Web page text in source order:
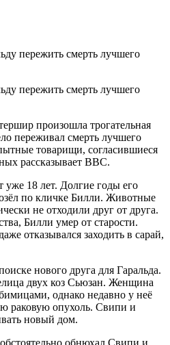
произошла трогательная
переживал смерть лучшего
товарищи, согласившиеся
рассказывает ВВС.
уже 18 лет. Долгие годы его
по кличке Билли. Животные
не отходили друг от друга.
Билли умер от старости.
отказывался заходить в сарай,
нового друга для Гаральда.
двух коз Сьюзан. Женщина
однако недавно у неё
раковую опухоль. Свипи и
новый дом.
обнюхал Свипи и